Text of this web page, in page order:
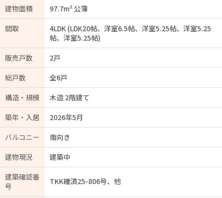
建物面積
97.7m² 公簿
間取
4LDK (LDK20帖、洋室6.5帖、洋室5.25帖、洋室5.25
帖、洋室5.25帖)
販売戸数
2戸
総戸数
全6戸
構造・規模
木造 2階建て
築年・入居
2026年5月
バルコニー
南向き
建物現況
建築中
建築確認番
号
TKK確済25-806号、他